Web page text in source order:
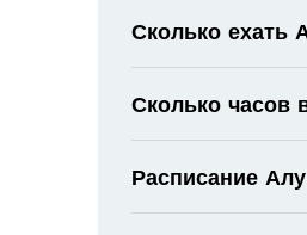
Сколько ехать
Сколько часов
Расписание